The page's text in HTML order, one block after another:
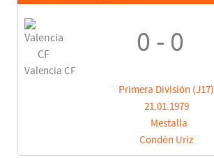
Valencia CF
0 - 0
Primera División (J17)
21.01.1979
Mestalla
Condón Uriz